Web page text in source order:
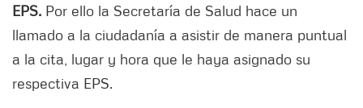
EPS. Por ello la Secretaría de Salud hace un
llamado a la ciudadanía a asistir de manera puntual
a la cita, lugar y hora que le haya asignado su
respectiva EPS.